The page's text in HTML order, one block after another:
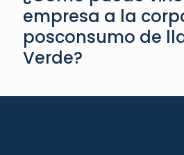
empresa a la
posconsumo de
Verde?